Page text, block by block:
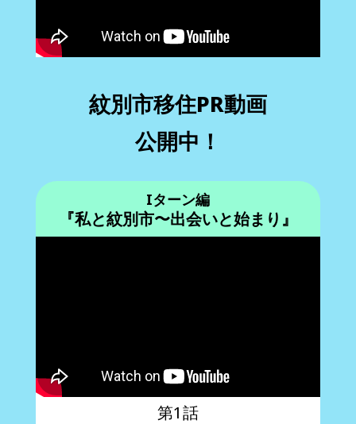
紋別市移住PR動画
公開中！
Iターン編
『私と紋別市〜出会いと始まり』
第1話